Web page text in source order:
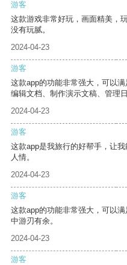
游客
这款游戏非常好玩，画面精美，
没有玩腻。
2024-04-23
游客
这款app的功能非常强大，可以
编辑文档、制作演示文稿、管理日
2024-04-23
游客
这款app是我旅行的好帮手，让
人情。
2024-04-23
游客
这款app的功能非常强大，可以
中游刃有余。
2024-04-23
游客